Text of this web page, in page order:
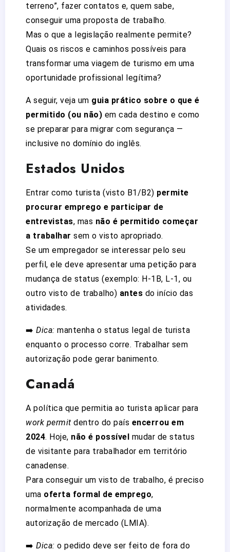
terreno”, fazer contatos e, quem sabe,
conseguir uma proposta de trabalho.
Mas o que a legislação realmente permite?
Quais os riscos e caminhos possíveis para
transformar uma viagem de turismo em uma
oportunidade profissional legítima?
A seguir, veja um guia prático sobre o que é
permitido (ou não) em cada destino e como
se preparar para migrar com segurança —
inclusive no domínio do inglês.
Estados Unidos
Entrar como turista (visto B1/B2) permite
procurar emprego e participar de
entrevistas, mas não é permitido começar
a trabalhar sem o visto apropriado.
Se um empregador se interessar pelo seu
perfil, ele deve apresentar uma petição para
mudança de status (exemplo: H-1B, L-1, ou
outro visto de trabalho) antes do início das
atividades.
➡️ Dica: mantenha o status legal de turista
enquanto o processo corre. Trabalhar sem
autorização pode gerar banimento.
Canadá
A política que permitia ao turista aplicar para
work permit dentro do país encerrou em
2024. Hoje, não é possível mudar de status
de visitante para trabalhador em território
canadense.
Para conseguir um visto de trabalho, é preciso
uma oferta formal de emprego,
normalmente acompanhada de uma
autorização de mercado (LMIA).
➡️ Dica: o pedido deve ser feito de fora do